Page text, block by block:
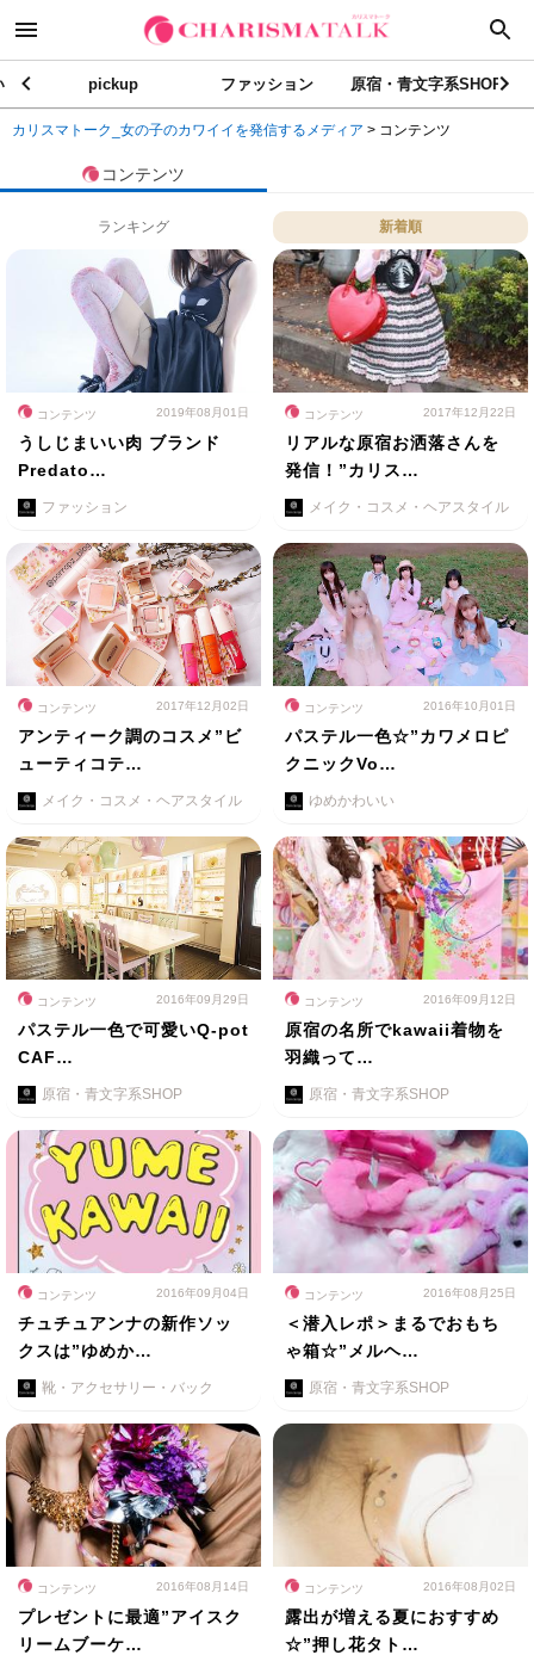
pickup ファッション 原宿・青文字系SHOP
カリスマトーク_女の子のカワイイを発信するメディア > コンテンツ
コンテンツ
ランキング 新着順
コンテンツ 2019年08月01日
うしじまいい肉 ブランド
Predato…
ファッション
コンテンツ 2017年12月22日
リアルな原宿お洒落さんを
発信！”カリス…
メイク・コスメ・ヘアスタイル
コンテンツ 2017年12月02日
アンティーク調のコスメ”ビ
ューティコテ…
メイク・コスメ・ヘアスタイル
コンテンツ 2016年10月01日
パステル一色☆”カワメロピ
クニックVo…
ゆめかわいい
コンテンツ 2016年09月29日
パステル一色で可愛いQ-pot
CAF…
原宿・青文字系SHOP
コンテンツ 2016年09月12日
原宿の名所でkawaii着物を
羽織って…
原宿・青文字系SHOP
コンテンツ 2016年09月04日
チュチュアンナの新作ソッ
クスは”ゆめか…
靴・アクセサリー・バック
コンテンツ 2016年08月25日
＜潜入レポ＞まるでおもち
ゃ箱☆”メルヘ…
原宿・青文字系SHOP
コンテンツ 2016年08月14日
プレゼントに最適”アイスク
リームブーケ…
コンテンツ 2016年08月02日
露出が増える夏におすすめ
☆”押し花タト…